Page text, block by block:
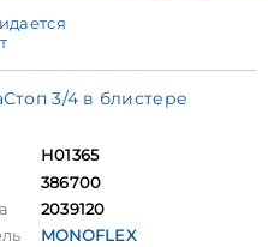
3/4 в блистере
Н01365
386700
2039120
MONOFLEX